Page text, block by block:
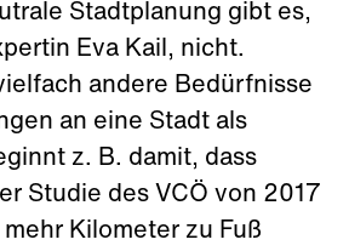
Stadtplanung gibt es,
Eva Kail, nicht.
andere Bedürfnisse
an eine Stadt als
z. B. damit, dass
Studie des VCÖ von 2017
Kilometer zu Fuß